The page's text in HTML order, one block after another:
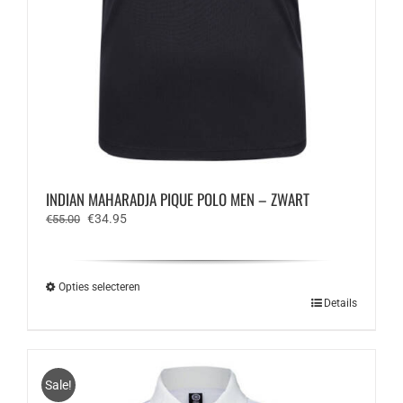
INDIAN MAHARADJA PIQUE POLO MEN – ZWART
€55.00 Oorspronkelijke
€34.95Huidige
Opties selecteren
variaties.
Deze
Details
Sale!